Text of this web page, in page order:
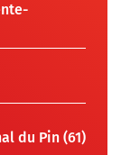
du Pin (61)